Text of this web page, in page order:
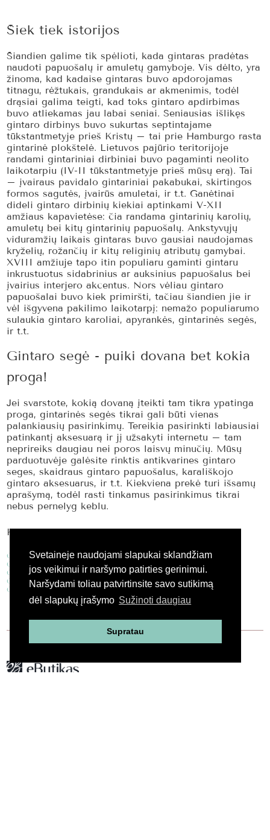
Svetaineje naudojami slapukai sklandžiam
jos veikimui ir naršymo patirties gerinimui.
Naršydami toliau patvirtinsite savo sutikimą
dėl slapukų įrašymo Sužinoti daugiau
Supratau
Šiek tiek istorijos
Šiandien galime tik spėlioti, kada gintaras pradėtas
naudoti papuošalų ir amuletų gamyboje. Vis dėlto, yra
žinoma, kad kadaise gintaras buvo apdorojamas
titnagu, rėžtukais, grandukais ar akmenimis, todėl
drąsiai galima teigti, kad toks gintaro apdirbimas
buvo atliekamas jau labai seniai. Seniausias išlikęs
gintaro dirbinys buvo sukurtas septintajame
tūkstantmetyje prieš Kristų – tai prie Hamburgo rasta
gintarinė plokštelė. Lietuvos pajūrio teritorijoje
randami gintariniai dirbiniai buvo pagaminti neolito
laikotarpiu (IV-II tūkstantmetyje prieš mūsų erą). Tai
– įvairaus pavidalo gintariniai pakabukai, skirtingos
formos sagutės, įvairūs amuletai, ir t.t. Ganėtinai
dideli gintaro dirbinių kiekiai aptinkami V-XII
amžiaus kapavietėse: čia randama gintarinių karolių,
amuletų bei kitų gintarinių papuošalų. Ankstyvųjų
viduramžių laikais gintaras buvo gausiai naudojamas
kryželių, rožančių ir kitų religinių atributų gamybai.
XVIII amžiuje tapo itin populiaru gaminti gintaru
inkrustuotus sidabrinius ar auksinius papuošalus bei
įvairius interjero akcentus. Nors vėliau gintaro
papuošalai buvo kiek primiršti, tačiau šiandien jie ir
vėl išgyvena pakilimo laikotarpį: nemažo populiarumo
sulaukia gintaro karoliai, apyrankės, gintarinės segės,
ir t.t.
Gintaro segė - puiki dovana bet kokia
proga!
Jei svarstote, kokią dovaną įteikti tam tikra ypatinga
proga, gintarinės segės tikrai gali būti vienas
palankiausių pasirinkimų. Tereikia pasirinkti labiausiai
patinkantį aksesuarą ir jį užsakyti internetu – tam
neprireiks daugiau nei poros laisvų minučių. Mūsų
parduotuvėje galėsite rinktis antikvarines gintaro
seges, skaidraus gintaro papuošalus, karališkojo
gintaro aksesuarus, ir t.t. Kiekviena prekė turi išsamų
aprašymą, todėl rasti tinkamus pasirinkimus tikrai
nebus pernelyg keblu.
KITI GINTARO GAMINIAI:
Gintaro apyrankės
Gintaro pakabukai
Gintaro karoliai
Gintaro kolje
Gintaro grynuoliai